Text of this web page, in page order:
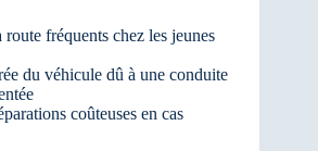
fréquents chez les jeunes
du véhicule dû à une conduite
coûteuses en cas